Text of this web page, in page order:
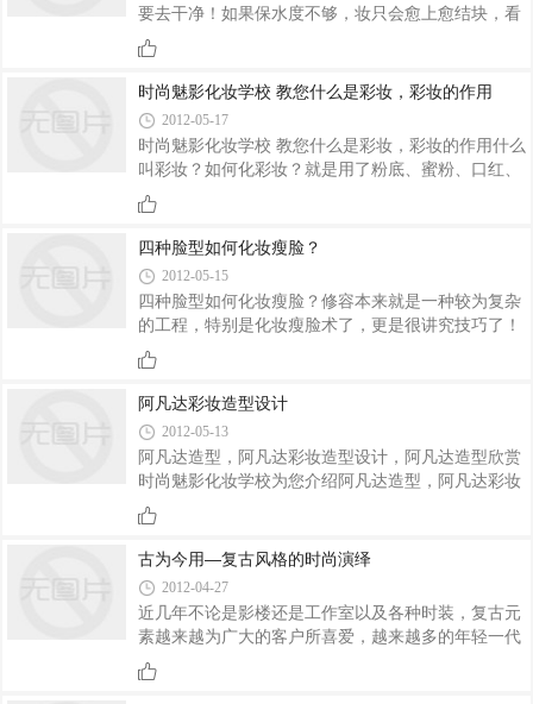
要去干净！如果保水度不够，妆只会愈上愈结块，看
起来会粗粗干干，这样会很容易脱妆。2、上妆前敷
脸，保湿型的湿布面膜或用化妆棉浸满保湿化妆水贴
于脸部！肌肤吸满水后会很好上妆，妆效会更匀称，
且不易脱妆，更重要的是，肌肤一但吸满水，因为油
水均衡，相形之下较不易出油也不易脱妆！3、忙了
一整天下来，经常发现睫毛膏晕开，就像熊眼般
的“笑果”，现在有专门固定的睫毛膏可买，不想多花
钱者，透明睫毛膏也有定妆的效果。
时尚魅影化妆学校 教您什么是彩妆，彩妆的作用
2012-05-17
时尚魅影化妆学校 教您什么是彩妆，彩妆的作用什么
叫彩妆？如何化彩妆？就是用了粉底、蜜粉、口红、
眼影、胭脂等有颜色的化妆品在脸上的妆就叫彩妆，
是为了改变形象，更美丽，使自己的脸更漂亮，更令
人关注或者是更突出，与彩妆相对的是指用护肤品保
养的比如用爽肤水、润肤霜等护肤化妆品，用粉底
霜、粉底液、粉底膏，腮红(胭脂），蜜粉（散
粉），眼影，眼线笔、眼线液、眼线膏、水溶性眼线
粉，睫毛膏，唇彩、口红涂或画在脸部。真正的彩妆
是要靠化妆师的手加灵感创造出来的!不过化妆的前
四种脸型如何化妆瘦脸？
2012-05-15
四种脸型如何化妆瘦脸？修容本来就是一种较为复杂
的工程，特别是化妆瘦脸术了，更是很讲究技巧了！
那么如何让脸型变小呢？今天来介绍四种典型的脸型
如何化妆瘦脸？
阿凡达彩妆造型设计
2012-05-13
阿凡达造型，阿凡达彩妆造型设计，阿凡达造型欣赏
时尚魅影化妆学校为您介绍阿凡达造型，阿凡达彩妆
造型设计，阿凡达造型欣赏《阿凡达》(Avatar)是一
部科幻电影，由著名导演詹姆斯·卡梅隆执导，二十
世纪福克斯出品，该片有2D、3D和IMAX-3D三种制
式供观众选择。影片的预算超过5亿美元，成为电影
史上预算金额最高的电影。
古为今用—复古风格的时尚演绎
2012-04-27
近几年不论是影楼还是工作室以及各种时装，复古元
素越来越为广大的客户所喜爱，越来越多的年轻一代
都愿意尝试这种复古的风格并且加以时尚化。